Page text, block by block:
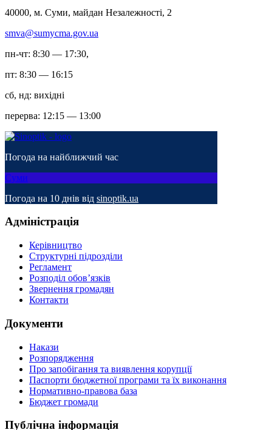
40000, м. Суми, майдан Незалежності, 2
smva@sumycma.gov.ua
пн-чт: 8:30 — 17:30,
пт: 8:30 — 16:15
сб, нд: вихідні
перерва: 12:15 — 13:00
Погода на найближчий час
Суми
Погода на 10 днів від sinoptik.ua
Адміністрація
Керівництво
Структурні підрозділи
Регламент
Розподіл обов’язків
Звернення громадян
Контакти
Документи
Накази
Розпорядження
Про запобігання та виявлення корупції
Паспорти бюджетної програми та їх виконання
Нормативно-правова база
Бюджет громади
Публічна інформація